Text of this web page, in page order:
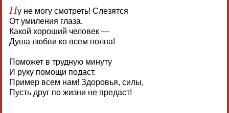
Ну не могу смотреть! Слезятся
От умиления глаза.
Какой хороший человек —
Душа любви ко всем полна!
Поможет в трудную минуту
И руку помощи подаст.
Пример всем нам! Здоровья, силы,
Пусть друг по жизни не предаст!